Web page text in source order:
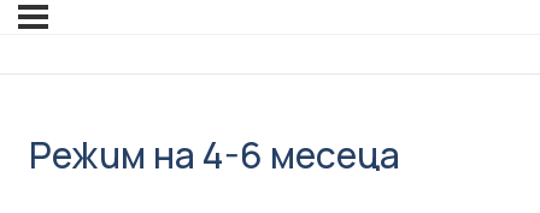
Режим на 4-6 месеца